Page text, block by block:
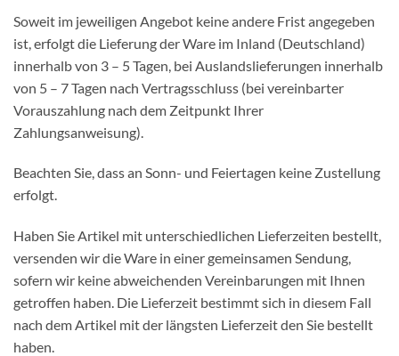
Soweit im jeweiligen Angebot keine andere Frist angegeben
ist, erfolgt die Lieferung der Ware im Inland (Deutschland)
innerhalb von 3 – 5 Tagen, bei Auslandslieferungen innerhalb
von 5 – 7 Tagen nach Vertragsschluss (bei vereinbarter
Vorauszahlung nach dem Zeitpunkt Ihrer
Zahlungsanweisung).
Beachten Sie, dass an Sonn- und Feiertagen keine Zustellung
erfolgt.
Haben Sie Artikel mit unterschiedlichen Lieferzeiten bestellt,
versenden wir die Ware in einer gemeinsamen Sendung,
sofern wir keine abweichenden Vereinbarungen mit Ihnen
getroffen haben. Die Lieferzeit bestimmt sich in diesem Fall
nach dem Artikel mit der längsten Lieferzeit den Sie bestellt
haben.